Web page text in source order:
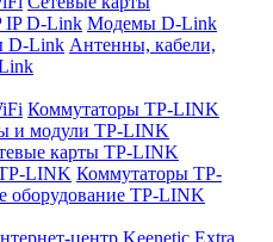
IP D-Link Модемы D-Link
D-Link Антенны, кабели,
Коммутаторы TP-LINK
и модули TP-LINK
карты TP-LINK
LINK Коммутаторы TP-
оборудование TP-LINK
центр Keenetic Extra